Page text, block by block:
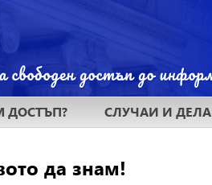
ДОСТЪП? СЛУЧАИ И ДЕЛА
да знам!